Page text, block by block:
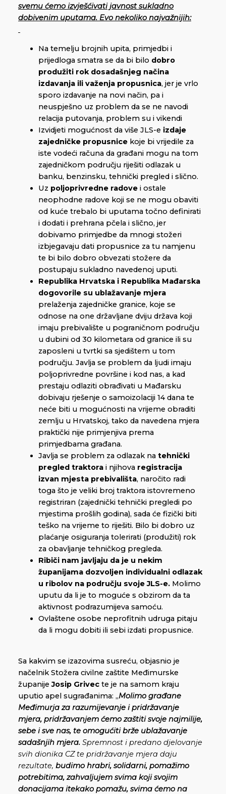
svemu ćemo izvješćivati javnost sukladno
dobivenim uputama. Evo nekoliko najvažnijih:
Na temelju brojnih upita, primjedbi i
prijedloga smatra se da bi bilo dobro
produžiti rok dosadašnjeg načina
izdavanja ili važenja propusnica, jer je vrlo
sporo izdavanje na novi način, pa i
neuspješno uz problem da se ne navodi
relacija putovanja, problem su i vikendi
Izvidjeti mogućnost da više JLS-e izdaje
zajedničke propusnice koje bi vrijedile za
iste vodeći računa da građani mogu na tom
zajedničkom području riješiti odlazak u
banku, benzinsku, tehnički pregled i slično.
Uz poljoprivredne radove i ostale
neophodne radove koji se ne mogu obaviti
od kuće trebalo bi uputama točno definirati
i dodati i prehrana pčela i slično, jer
dobivamo primjedbe da mnogi stožeri
izbjegavaju dati propusnice za tu namjenu
te bi bilo dobro obvezati stožere da
postupaju sukladno navedenoj uputi.
Republika Hrvatska i Republika Mađarska
dogovorile su ublažavanje mjera
prelaženja zajedničke granice, koje se
odnose na one državljane dviju država koji
imaju prebivalište u pograničnom području
u dubini od 30 kilometara od granice ili su
zaposleni u tvrtki sa sjedištem u tom
području. Javlja se problem da ljudi imaju
poljoprivredne površine i kod nas, a kad
prestaju odlaziti obrađivati u Mađarsku
dobivaju rješenje o samoizolaciji 14 dana te
neće biti u mogućnosti na vrijeme obraditi
zemlju u Hrvatskoj, tako da navedena mjera
praktički nije primjenjiva prema
primjedbama građana.
Javlja se problem za odlazak na tehnički
pregled traktora i njihova registracija
izvan mjesta prebivališta, naročito radi
toga što je veliki broj traktora istovremeno
registriran (zajednički tehnički pregledi po
mjestima prošlih godina), sada će fizički biti
teško na vrijeme to riješiti. Bilo bi dobro uz
plaćanje osiguranja tolerirati (produžiti) rok
za obavljanje tehničkog pregleda.
Ribiči nam javljaju da je u nekim
županijama dozvoljen individualni odlazak
u ribolov na području svoje JLS-e. Molimo
uputu da li je to moguće s obzirom da ta
aktivnost podrazumijeva samoću.
Ovlaštene osobe neprofitnih udruga pitaju
da li mogu dobiti ili sebi izdati propusnice.
Sa kakvim se izazovima susreću, objasnio je
načelnik Stožera civilne zaštite Međimurske
županijeJosip Grivec te je na samom kraju
uputio apel sugrađanima: „Molimo građane
Međimurja za razumijevanje i pridržavanje
mjera, pridržavanjem ćemo zaštiti svoje najmilije,
sebe i sve nas, te omogućiti brže ublažavanje
sadašnjih mjera. Spremnost i predano djelovanje
svih dionika CZ te pridržavanje mjera daju
rezultate, budimo hrabri, solidarni, pomažimo
potrebitima, zahvaljujem svima koji svojim
donacijama itekako pomažu, svima ćemo na